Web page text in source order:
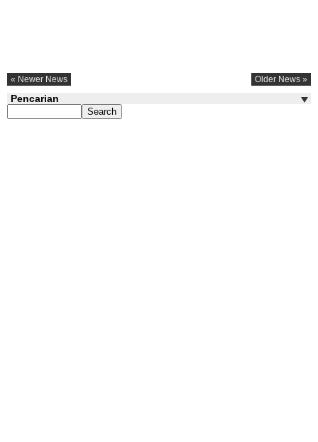
« Newer News Older News »
Pencarian